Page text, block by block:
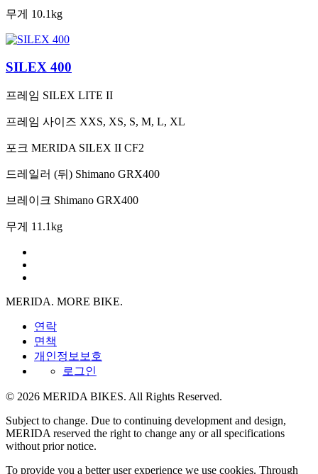
무게 10.1kg
SILEX 400
프레임 SILEX LITE II
프레임 사이즈 XXS, XS, S, M, L, XL
포크 MERIDA SILEX II CF2
드레일러 (뒤) Shimano GRX400
브레이크 Shimano GRX400
무게 11.1kg
MERIDA. MORE BIKE.
연락
면책
개인정보보호
로그인
© 2026 MERIDA BIKES. All Rights Reserved.
Subject to change. Due to continuing development and design,
MERIDA reserved the right to change any or all specifications
without prior notice.
To provide you a better user experience we use cookies. Through